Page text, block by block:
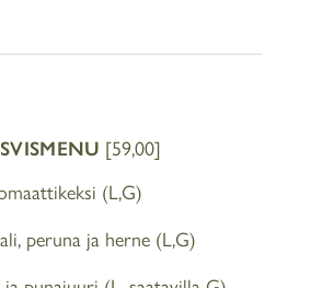
[59,00]
(L,G)
peruna ja herne (L,G)